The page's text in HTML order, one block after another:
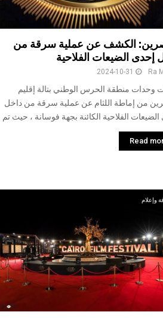
الكشف عن عملية سرقة من
إحدى الضيعات الفلاحية
Ra
2024-10-31
وحدات منطقة الحرس الوطني بتالة إقليم
من إماطة اللثام عن عملية سرقة من داخل
الفلاحية الكائنة بجهة فوسانة ، حيث تم
Read
وإعلام